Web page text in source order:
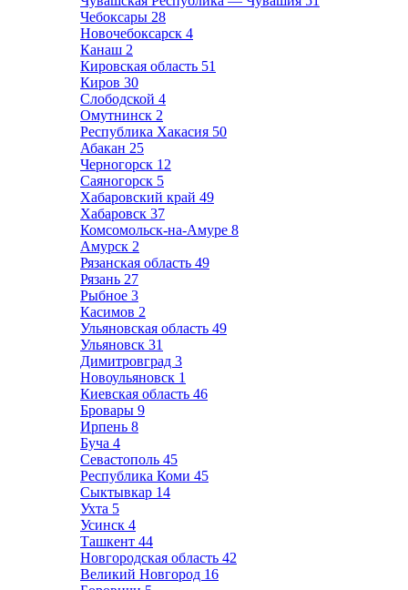
Чебоксары 28
Новочебоксарск 4
Канаш 2
Кировская область 51
Киров 30
Слободской 4
Омутнинск 2
Республика Хакасия 50
Абакан 25
Черногорск 12
Саяногорск 5
Хабаровский край 49
Хабаровск 37
Комсомольск-на-Амуре 8
Амурск 2
Рязанская область 49
Рязань 27
Рыбное 3
Касимов 2
Ульяновская область 49
Ульяновск 31
Димитровград 3
Новоульяновск 1
Киевская область 46
Бровары 9
Ирпень 8
Буча 4
Севастополь 45
Республика Коми 45
Сыктывкар 14
Ухта 5
Усинск 4
Ташкент 44
Новгородская область 42
Великий Новгород 16